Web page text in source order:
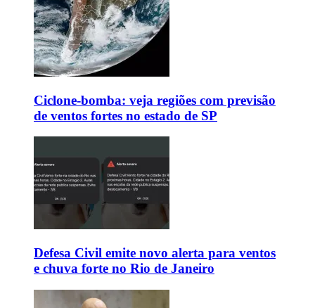
Ciclone-bomba: veja regiões com previsão
de ventos fortes no estado de SP
Defesa Civil emite novo alerta para ventos
e chuva forte no Rio de Janeiro